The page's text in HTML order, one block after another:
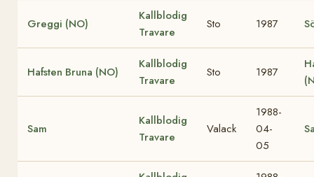
Greggi (NO)
Kallblodig
Travare
Sto 1987
Hafsten Bruna (NO)
Kallblodig
Travare
Sto 1987
Sam
Kallblodig
Travare
Valack
1988-
04-
05